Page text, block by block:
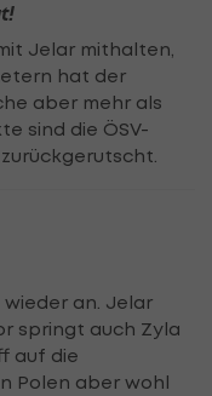
Jelar mithalten,
hat der
aber mehr als
sind die ÖSV-
an. Jelar
springt auch Zyla
auf die
Polen aber wohl